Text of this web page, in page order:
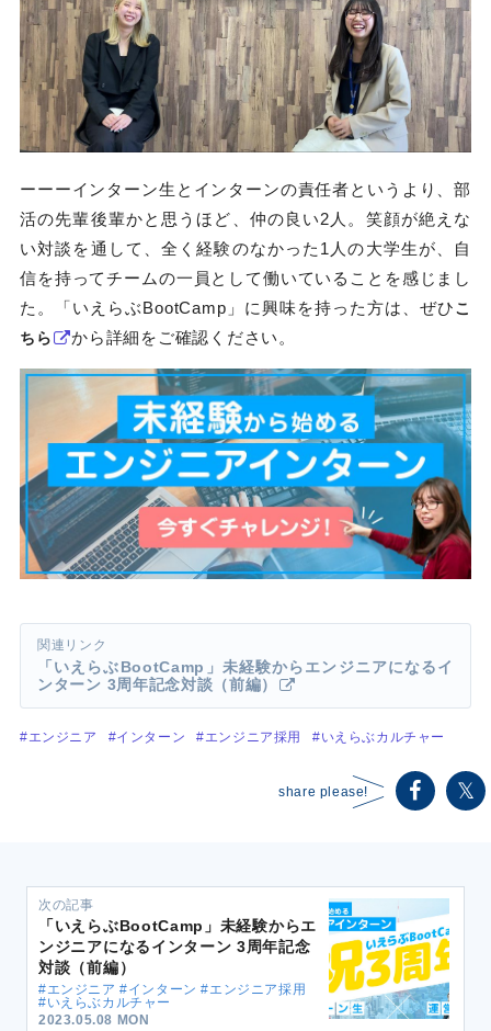
ーーーインターン生とインターンの責任者というより、部
活の先輩後輩かと思うほど、仲の良い2人。笑顔が絶えな
い対談を通して、全く経験のなかった1人の大学生が、自
信を持ってチームの一員として働いていることを感じまし
た。「いえらぶBootCamp」に興味を持った方は、ぜひこ
ちら
から詳細をご確認ください。
「いえらぶBootCamp」未経験からエンジニアになるイ
ンターン 3周年記念対談（前編）
#エンジニア #インターン #エンジニア採用 #いえらぶカルチャー
share please!
次の記事
「いえらぶBootCamp」未経験からエ
ンジニアになるインターン 3周年記念
対談（前編）
#エンジニア #インターン #エンジニア採用
#いえらぶカルチャー
2023.05.08 MON